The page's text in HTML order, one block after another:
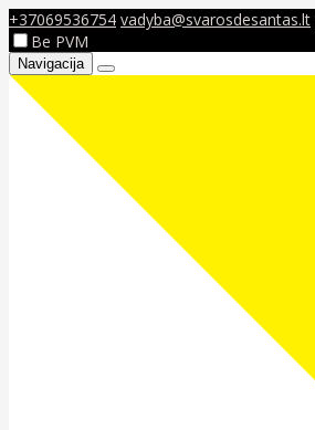
+37069536754 vadyba@svarosdesantas.lt
Be PVM
Navigacija